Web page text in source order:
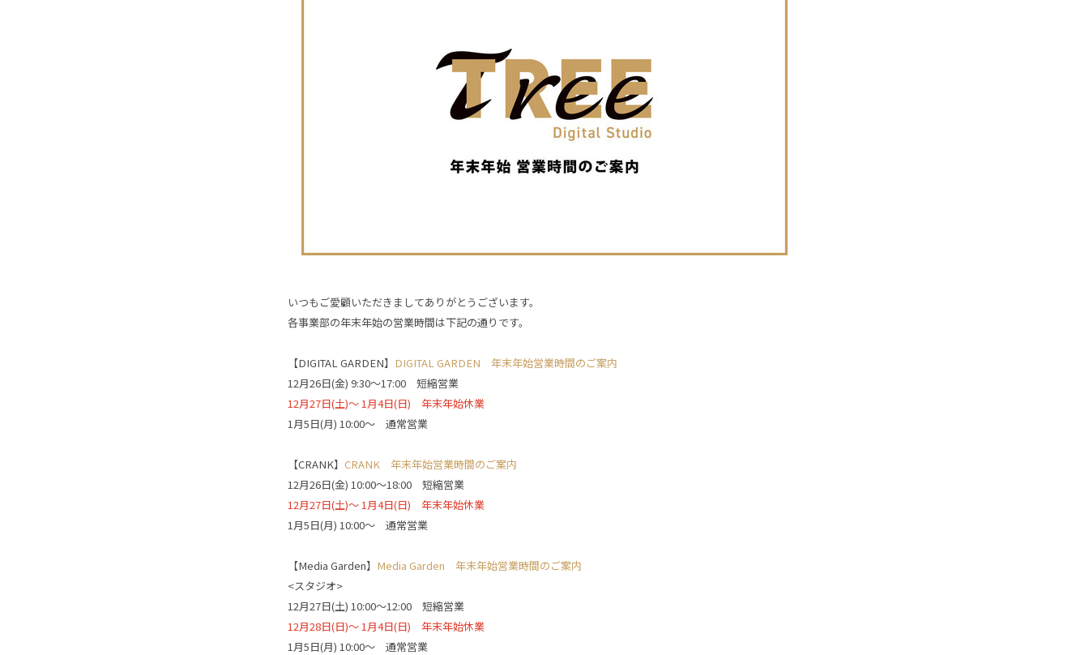
いつもご愛顧いただきましてありがとうございます。
各事業部の年末年始の営業時間は下記の通りです。
【DIGITAL GARDEN】 DIGITAL GARDEN 年末年始営業時間のご案内
12月26日(金) 9:30〜17:00 短縮営業
12月27日(土)〜 1月4日(日) 年末年始休業
1月5日(月) 10:00〜 通常営業
【CRANK】 CRANK 年末年始営業時間のご案内
12月26日(金) 10:00〜18:00 短縮営業
12月27日(土)〜 1月4日(日) 年末年始休業
1月5日(月) 10:00〜 通常営業
【Media Garden】 Media Garden 年末年始営業時間のご案内
<スタジオ>
12月27日(土) 10:00〜12:00 短縮営業
12月28日(日)〜 1月4日(日) 年末年始休業
1月5日(月) 10:00〜 通常営業